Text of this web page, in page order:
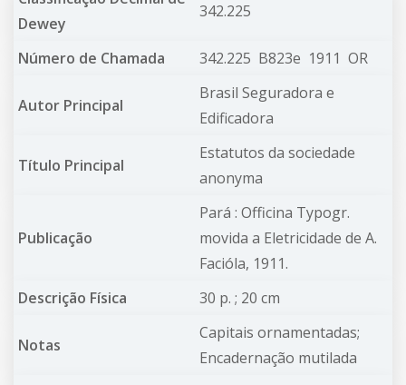
Dewey
342.225
Número de Chamada 342.225 B823e 1911 OR
Autor Principal
Brasil Seguradora e
Edificadora
Título Principal
Estatutos da sociedade
anonyma
Publicação
Pará : Officina Typogr.
movida a Eletricidade de A.
Facióla, 1911.
Descrição Física
30 p. ; 20 cm
Notas
Capitais ornamentadas;
Encadernação mutilada